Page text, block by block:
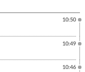
10:50
10:49
10:46